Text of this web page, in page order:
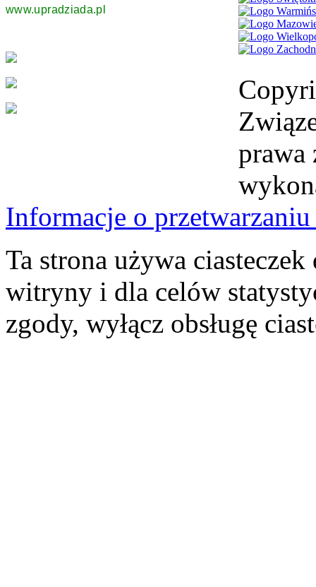
www.upradziada.pl
prawa
Informacje o
Ta strona używa
witryny i dla celów
zgody, wyłącz obsługę